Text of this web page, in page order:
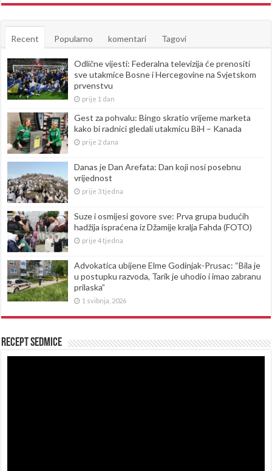
Recent Popularno komentari Tagovi
Odlične vijesti: Federalna televizija će prenositi
sve utakmice Bosne i Hercegovine na Svjetskom
prvenstvu
prije 1 dan
Gest za pohvalu: Bingo skratio vrijeme marketa
kako bi radnici gledali utakmicu BiH – Kanada
prije 2 dana
Danas je Dan Arefata: Dan koji nosi posebnu
vrijednost
prije 3 tjedna
Suze i osmijesi govore sve: Prva grupa budućih
hadžija ispraćena iz Džamije kralja Fahda (FOTO)
prije 4 tjedna
Advokatica ubijene Elme Godinjak-Prusac: “Bila je
u postupku razvoda, Tarik je uhodio i imao zabranu
prilaska”
1 svibnja, 2026
Recept sedmice